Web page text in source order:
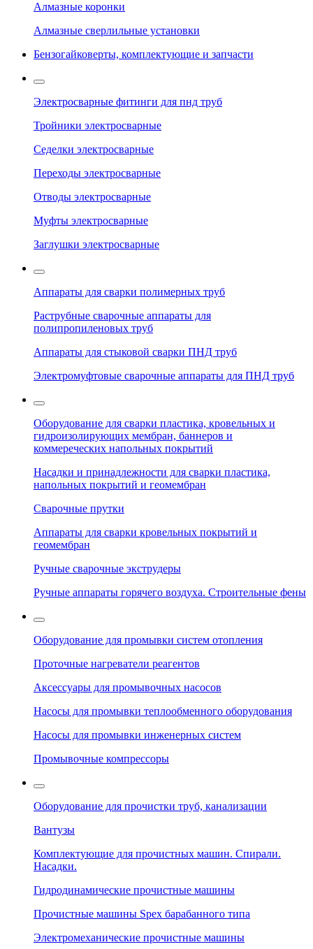
Алмазные коронки
Алмазные сверлильные установки
Бензогайковерты, комплектующие и запчасти
Электросварные фитинги для пнд труб
Тройники электросварные
Седелки электросварные
Переходы электросварные
Отводы электросварные
Муфты электросварные
Заглушки электросварные
Аппараты для сварки полимерных труб
Раструбные сварочные аппараты для
полипропиленовых труб
Аппараты для стыковой сварки ПНД труб
Электромуфтовые сварочные аппараты для ПНД труб
Оборудование для сварки пластика, кровельных и
гидроизолирующих мембран, баннеров и
коммереческих напольных покрытий
Насадки и принадлежности для сварки пластика,
напольных покрытий и геомембран
Сварочные прутки
Аппараты для сварки кровельных покрытий и
геомембран
Ручные сварочные экструдеры
Ручные аппараты горячего воздуха. Строительные фены
Оборудование для промывки систем отопления
Проточные нагреватели реагентов
Аксессуары для промывочных насосов
Насосы для промывки теплообменного оборудования
Насосы для промывки инженерных систем
Промывочные компрессоры
Оборудование для прочистки труб, канализации
Вантузы
Комплектующие для прочистных машин. Спирали.
Насадки.
Гидродинамические прочистные машины
Прочистные машины Spex барабанного типа
Электромеханические прочистные машины